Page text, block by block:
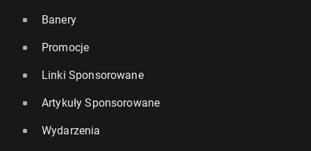
Banery
Promocje
Linki Sponsorowane
Artykuły Sponsorowane
Wydarzenia